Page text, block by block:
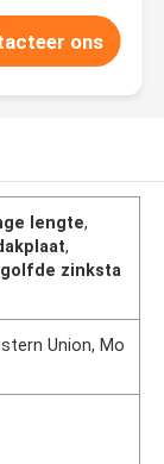
ons
lengte,
,
zinksta
Union, Mo